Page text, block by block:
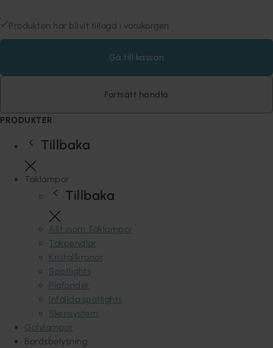
Produkten har blivit tillagd i varukorgen
Gå till kassan
Fortsätt handla
PRODUKTER
Tillbaka
Taklampor
Tillbaka
Allt inom Taklampor
Takpendlar
Kristallkronor
Spotlights
Plafonder
Infällda spotlights
Skensystem
Golvlampor
Bordsbelysning